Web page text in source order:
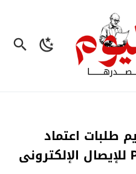
طلبات اعتماد
أجهزة نقاط البيع POS للإيصال الإلكترونى